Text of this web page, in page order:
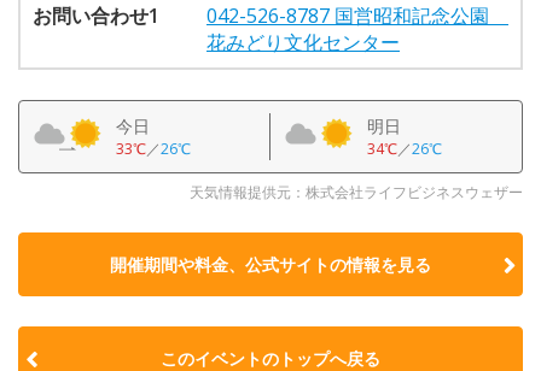
お問い合わせ1
042-526-8787 国営昭和記念公園
花みどり文化センター
今日
33℃／26℃
明日
34℃／26℃
天気情報提供元：株式会社ライフビジネスウェザー
開催期間や料金、公式サイトの情報を見る
このイベントのトップへ戻る